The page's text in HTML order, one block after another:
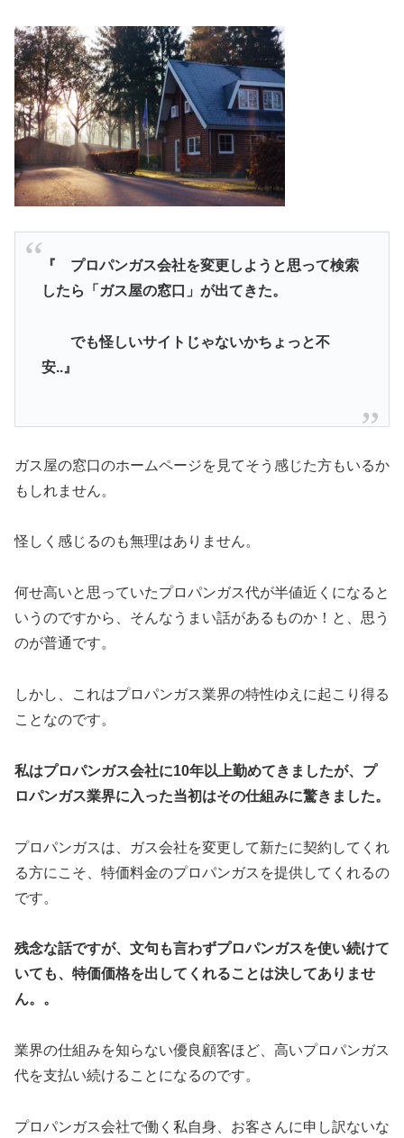
『 プロパンガス会社を変更しようと思って検索
したら「ガス屋の窓口」が出てきた。
でも怪しいサイトじゃないかちょっと不
安..』
ガス屋の窓口のホームページを見てそう感じた方もいるか
もしれません。
怪しく感じるのも無理はありません。
何せ高いと思っていたプロパンガス代が半値近くになると
いうのですから、そんなうまい話があるものか！と、思う
のが普通です。
しかし、これはプロパンガス業界の特性ゆえに起こり得る
ことなのです。
私はプロパンガス会社に10年以上勤めてきましたが、プ
ロパンガス業界に入った当初はその仕組みに驚きました。
プロパンガスは、ガス会社を変更して新たに契約してくれ
る方にこそ、特価料金のプロパンガスを提供してくれるの
です。
残念な話ですが、文句も言わずプロパンガスを使い続けて
いても、特価価格を出してくれることは決してありませ
ん。。
業界の仕組みを知らない優良顧客ほど、高いプロパンガス
代を支払い続けることになるのです。
プロパンガス会社で働く私自身、お客さんに申し訳ないな